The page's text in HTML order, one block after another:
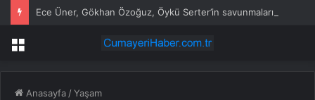
Menü
Anasayfa /Yaşam